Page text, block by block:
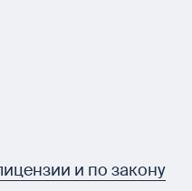
и по закону